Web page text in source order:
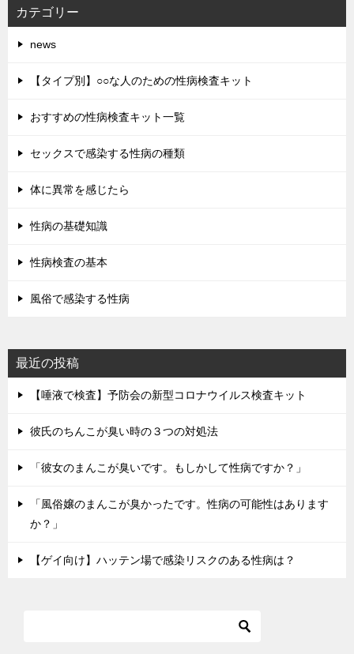
カテゴリー
news
【タイプ別】○○な人のための性病検査キット
おすすめの性病検査キット一覧
セックスで感染する性病の種類
体に異常を感じたら
性病の基礎知識
性病検査の基本
風俗で感染する性病
最近の投稿
【唾液で検査】予防会の新型コロナウイルス検査キット
彼氏のちんこが臭い時の３つの対処法
「彼女のまんこが臭いです。もしかして性病ですか？」
「風俗嬢のまんこが臭かったです。性病の可能性はあります
か？」
【ゲイ向け】ハッテン場で感染リスクのある性病は？